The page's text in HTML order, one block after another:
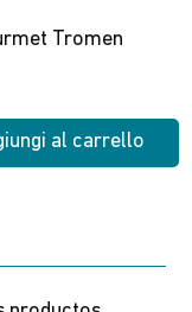
Tromen
al carrello